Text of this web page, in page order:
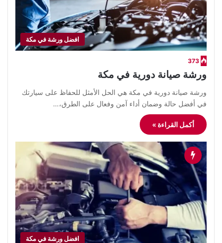
افضل ورشة في مكة
373
ورشة صيانة دورية في مكة
ورشة صيانة دورية في مكة هي الحل الأمثل للحفاظ على سيارتك
في أفضل حالة وضمان أداء آمن وفعال على الطرق،…
أكمل القراءة »
افضل ورشة في مكة